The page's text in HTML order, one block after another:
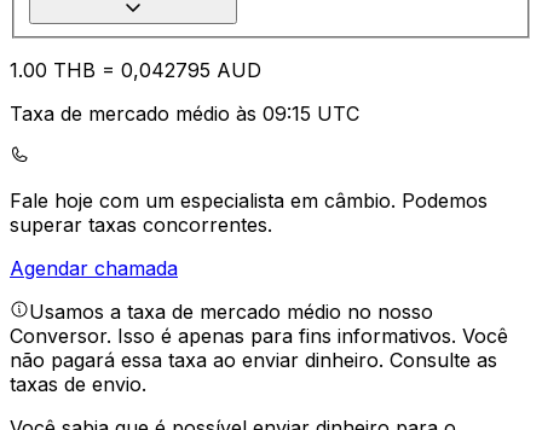
1.00 THB = 0,042795 AUD
Taxa de mercado médio às 09:15 UTC
Fale hoje com um especialista em câmbio. Podemos
superar taxas concorrentes.
Agendar chamada
Usamos a taxa de mercado médio no nosso
Conversor. Isso é apenas para fins informativos. Você
não pagará essa taxa ao enviar dinheiro. Consulte as
taxas de envio.